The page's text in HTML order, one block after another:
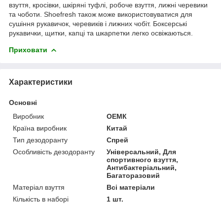
взуття, кросівки, шкіряні туфлі, робоче взуття, лижні черевики
та чоботи. Shoefresh також може використовуватися для
сушіння рукавичок, черевиків і лижних чобіт. Боксерські
рукавички, щитки, капці та шкарпетки легко освіжаються.
Приховати
Характеристики
Основні
Виробник
ОЕМК
Країна виробник
Китай
Тип дезодоранту
Спрей
Особливість дезодоранту
Універсальний, Для
спортивного взуття,
Антибактеріальний,
Багаторазовий
Матеріал взуття
Всі матеріали
Кількість в наборі
1 шт.